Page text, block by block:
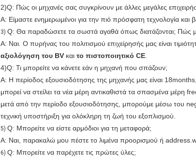
2)Q: Πώς οι μηχανές σας συγκρίνουν με άλλες μεγάλες
Α: Είμαστε ενημερωμένοι για την πιό πρόσφατη τεχνολογία και
3) Q: Θα παραδώσετε τα σωστά αγαθά όπως διατάζονται; Πώς
Α: Ναι. Ο πυρήνας του πολιτισμού επιχείρησής μας είναι
αξιολόγηση του BV και το πιστοποιητικό CE.
4)Q: Τι μπορείτε να κάνετε εάν η μηχανή που σπάζουν;
Α: Η περίοδος εξουσιοδότησης της μηχανής μας είναι
μπορεί να στείλει τα νέα μέρη αντικαθιστά τα σπασμένα μέρη
μετά από την περίοδο εξουσιοδότησης, μπορούμε μέσω του
τεχνική υποστήριξη για ολόκληρη τη ζωή του εξοπλισμού.
5) Q: Μπορείτε να είστε αρμόδιοι για τη μεταφορά;
Α: Ναι, παρακαλώ μου πέστε το λιμένα προορισμού ή
6) Q: Μπορείτε να παρέχετε τις πρώτες ύλες;